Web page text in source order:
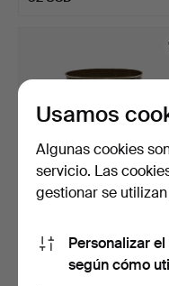
S, 3 uds., chapa litogr…
Usamos
Algunas cookies
servicio. Las
gestionar se
Personalizar
según cómo